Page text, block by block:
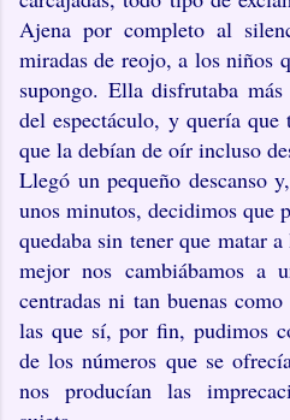
Ajena por completo al
miradas de reojo, a los niños
supongo. Ella disfrutaba
del espectáculo, y quería que
que la debían de oír incluso
Llegó un pequeño descanso
unos minutos, decidimos que
quedaba sin tener que matar
mejor nos cambiábamos a
centradas ni tan buenas
las que sí, por fin, pudimos
de los números que se
nos producían las